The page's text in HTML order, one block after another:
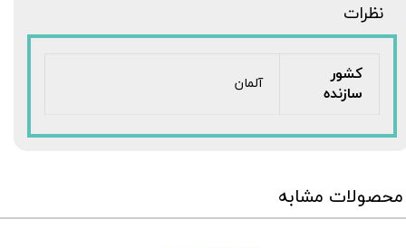
نظرات
کشور
سازنده
آلمان
محصولات مشابه